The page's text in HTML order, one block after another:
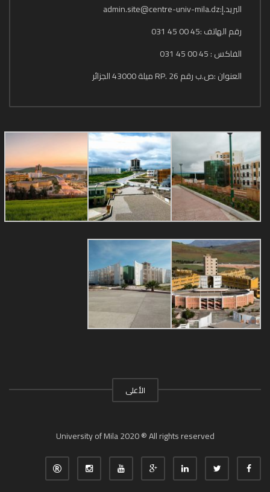
البريد.إ:admin.site@centre-univ-mila.dz
رقم الهاتف :45 00 45 031
الفاكس : 45 00 45 031
العنوان :ص.ب رقم 26 .RP ميلة 43000 الجزائر
الأعلى
University of Mila 2020 ® All rights reserved